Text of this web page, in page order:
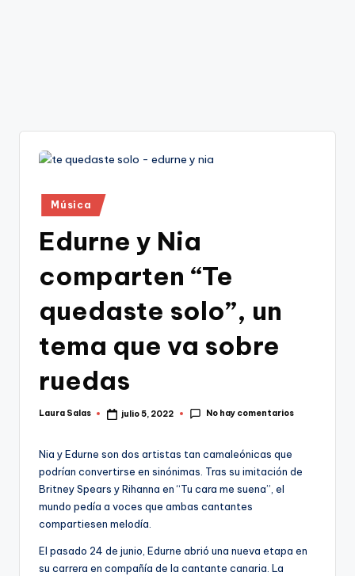
Publicado
en
Música
Edurne y Nia
comparten “Te
quedaste solo”, un
tema que va sobre
ruedas
Publicado
Laura Salas julio 5, 2022 No hay comentarios
Nia y Edurne son dos artistas tan camaleónicas que
podrían convertirse en sinónimas. Tras su imitación de
Britney Spears y Rihanna en “Tu cara me suena”, el
mundo pedía a voces que ambas cantantes
compartiesen melodía.
El pasado 24 de junio, Edurne abrió una nueva etapa en
su carrera en compañía de la cantante canaria. La